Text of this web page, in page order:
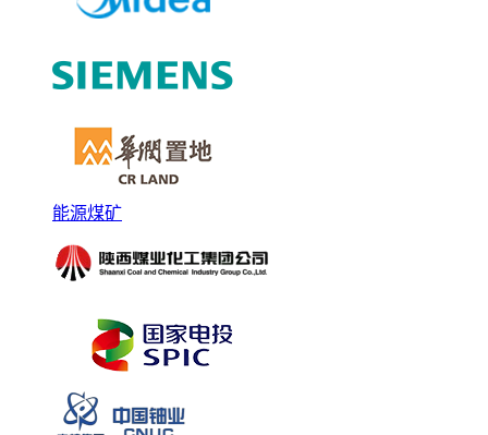
能源煤矿